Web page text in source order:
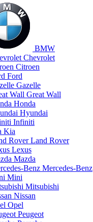
BMW
Chevrolet
Citroen
Ford
Gazelle
Great Wall
Honda
Hyundai
Infiniti
Kia
Land Rover
Lexus
Mazda
Mercedes-Benz
Mini
Mitsubishi
Nissan
Opel
Peugeot